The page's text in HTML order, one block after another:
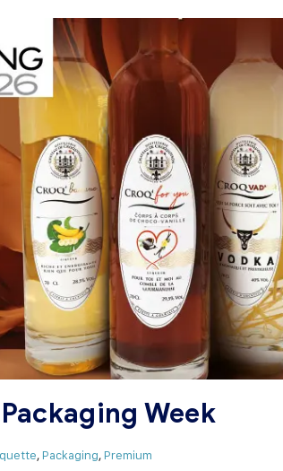
Week
,Packaging,Premium